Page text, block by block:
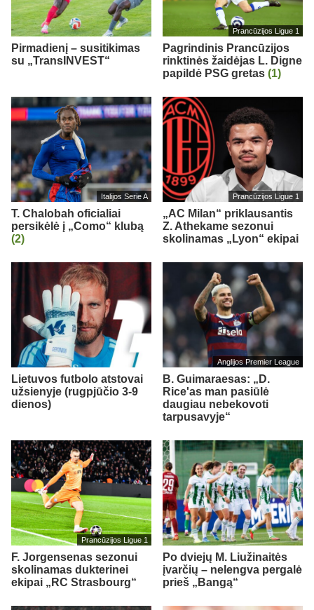
Pirmadienį – susitikimas
su „TransINVEST“
Prancūzijos Ligue 1
Pagrindinis Prancūzijos
rinktinės žaidėjas L. Digne
papildė PSG gretas (1)
Italijos Serie A
T. Chalobah oficialiai
persikėlė į „Como“ klubą
(2)
Prancūzijos Ligue 1
„AC Milan“ priklausantis
Z. Athekame sezonui
skolinamas „Lyon“ ekipai
Lietuvos futbolo atstovai
užsienyje (rugpjūčio 3-9
dienos)
Anglijos Premier League
B. Guimaraesas: „D.
Rice'as man pasiūlė
daugiau nebekovoti
tarpusavyje“
Prancūzijos Ligue 1
F. Jorgensenas sezonui
skolinamas dukterinei
ekipai „RC Strasbourg“
Po dviejų M. Liužinaitės
įvarčių – nelengva pergalė
prieš „Bangą“